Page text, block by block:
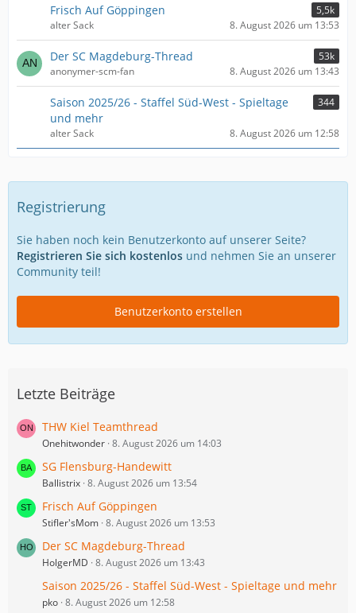
Frisch Auf Göppingen
5,5k
alter Sack
8. August 2026 um 13:53
Der SC Magdeburg-Thread
53k
anonymer-scm-fan
8. August 2026 um 13:43
Saison 2025/26 - Staffel Süd-West - Spieltage
und mehr
344
alter Sack 8. August 2026 um 12:58
Registrierung
Sie haben noch kein Benutzerkonto auf unserer Seite?
Registrieren Sie sich kostenlos und nehmen Sie an unserer
Community teil!
Benutzerkonto erstellen
Letzte Beiträge
THW Kiel Teamthread
Onehitwonder 8. August 2026 um 14:03
SG Flensburg-Handewitt
Ballistrix 8. August 2026 um 13:54
Frisch Auf Göppingen
Stifler'sMom 8. August 2026 um 13:53
Der SC Magdeburg-Thread
HolgerMD 8. August 2026 um 13:43
Saison 2025/26 - Staffel Süd-West - Spieltage und mehr
pko 8. August 2026 um 12:58